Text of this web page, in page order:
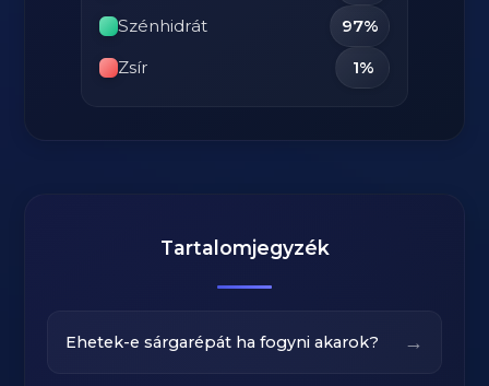
Szénhidrát
97%
Zsír
1%
Tartalomjegyzék
Ehetek-e sárgarépát ha fogyni akarok? →